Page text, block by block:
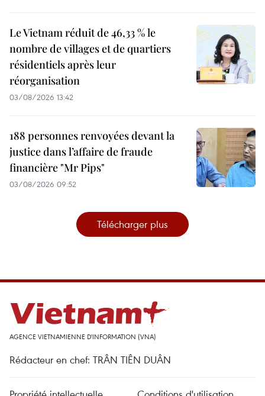
Le Vietnam réduit de 46,33 % le
nombre de villages et de quartiers
résidentiels après leur
réorganisation
03/08/2026 13:42
188 personnes renvoyées devant la
justice dans l’affaire de fraude
financière "Mr Pips"
03/08/2026 09:52
Télécharger plus
AGENCE VIETNAMIENNE D'INFORMATION (VNA)
Rédacteur en chef: TRÂN TIÊN DUÂN